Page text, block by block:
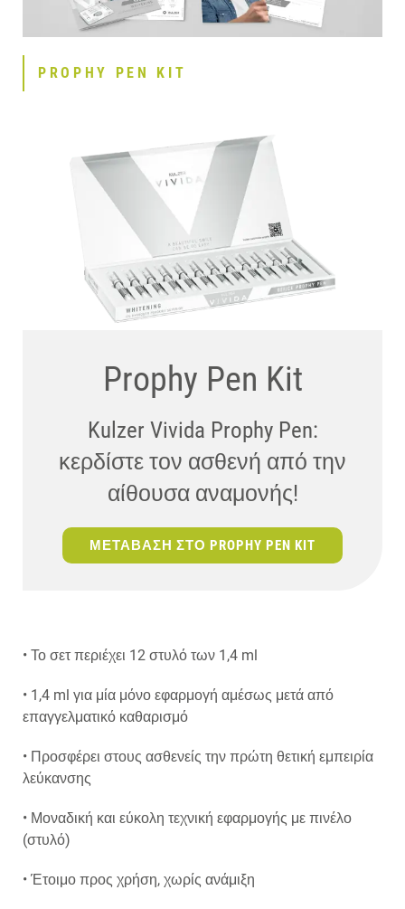
PROPHY PEN KIT
Prophy Pen Kit
Kulzer Vivida Prophy Pen:
κερδίστε τον ασθενή από την
αίθουσα αναμονής!
ΜΕΤΑΒΑΣΗ ΣΤΟ PROPHY PEN KIT
• Το σετ περιέχει 12 στυλό των 1,4 ml
• 1,4 ml για μία μόνο εφαρμογή αμέσως μετά από
επαγγελματικό καθαρισμό
• Προσφέρει στους ασθενείς την πρώτη θετική εμπειρία
λεύκανσης
• Μοναδική και εύκολη τεχνική εφαρμογής με πινέλο
(στυλό)
• Έτοιμο προς χρήση, χωρίς ανάμιξη